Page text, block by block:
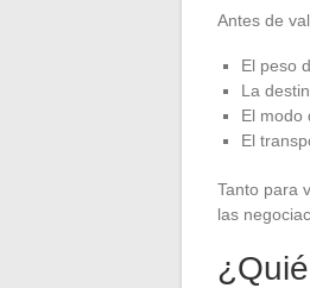
Antes de
El peso
La
El modo
El
Tanto para
las